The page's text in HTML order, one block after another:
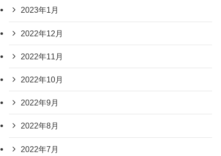
2023年1月
2022年12月
2022年11月
2022年10月
2022年9月
2022年8月
2022年7月